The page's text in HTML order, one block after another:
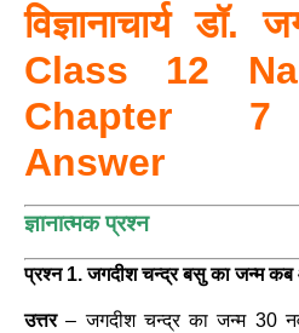
विज्ञानाचार्य
Class 12
Chapter 7
Answer
ज्ञानात्मक प्रश्न
प्रश्न 1. जगदीश चन्द्र बसु का जन्म
उत्तर– जगदीश चन्द्र का जन्म 30